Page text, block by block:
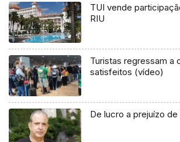
TUI vende
RIU
Turistas regressam a
satisfeitos (vídeo)
De lucro a prejuízo